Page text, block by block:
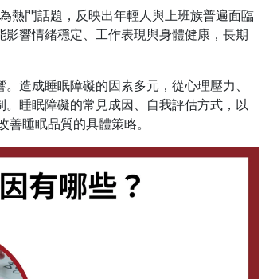
為熱門話題，反映出年輕人與上班族普遍面臨
響情緒穩定、工作表現與身體健康，長期
造成睡眠障礙的因素多元，從心理壓力、
睡眠障礙的常見成因、自我評估方式，以
善睡眠品質的具體策略。